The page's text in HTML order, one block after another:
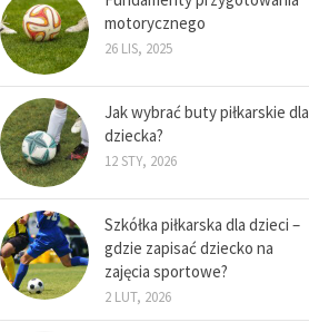
motorycznego
26 LIS, 2025
Jak wybrać buty piłkarskie dla
dziecka?
12 STY, 2026
Szkółka piłkarska dla dzieci –
gdzie zapisać dziecko na
zajęcia sportowe?
2 LUT, 2026